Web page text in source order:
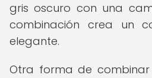
gris oscuro con una
combinación crea un
elegante.
Otra forma de combinar